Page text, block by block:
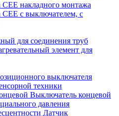
СЕЕ накладного монтажа
СЕЕ с выключателем, с
для соединения труб
элемент для
выключателя
техники
Выключатель концевой
давления
Датчик